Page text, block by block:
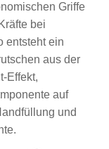
Griffe
bei
entsteht ein
aus der
Effekt,
auf
und